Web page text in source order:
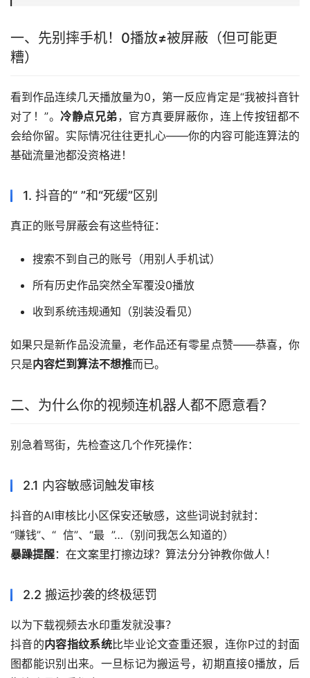
一、先别摔手机！0播放≠被屏蔽（但可能更
糟）
看到作品连续几天播放量为0，第一反应肯定是“我被抖音针
对了！”。 冷静点兄弟，官方真要屏蔽你，连上传按钮都不
会给你留。实际情况往往更扎心——你的内容可能连算法的
基础流量池都没资格进！
1. 抖音的“ ”和“死缓”区别
真正的账号屏蔽会有这些特征：
搜索不到自己的账号（用别人手机试）
所有历史作品突然全军覆没0播放
收到系统违规通知（别装没看见）
如果只是新作品没流量，老作品还有零星点赞——恭喜，你
只是内容烂到算法不想推而已。
二、为什么你的视频连机器人都不愿意看？
别急着骂街，先检查这几个作死操作：
2.1 内容敏感词触发审核
抖音的AI审核比小区保安还敏感，这些词说封就封：
“赚钱”、“  信”、“最  ”…（别问我怎么知道的）
暴躁提醒：在文案里打擦边球？算法分分钟教你做人！
2.2 搬运抄袭的终极惩罚
以为下载视频去水印重发就没事？
抖音的内容指纹系统比毕业论文查重还狠，连你P过的封面
图都能识别出来。一旦标记为搬运号，初期直接0播放，后